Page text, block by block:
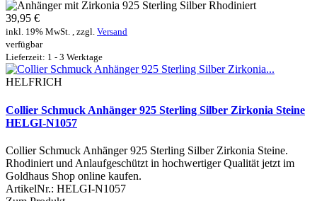
39,95 €
inkl. 19% MwSt. , zzgl. Versand
verfügbar
Lieferzeit: 1 - 3 Werktage
HELFRICH
Collier Schmuck Anhänger 925 Sterling Silber Zirkonia Steine
HELGI-N1057
Collier Schmuck Anhänger 925 Sterling Silber Zirkonia Steine.
Rhodiniert und Anlaufgeschützt in hochwertiger Qualität jetzt im
Goldhaus Shop online kaufen.
ArtikelNr.: HELGI-N1057